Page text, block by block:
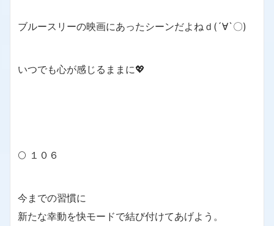
ブルースリーの映画にあったシーンだよねｄ(´∀`〇)
いつでも心が感じるままに💖
🌕 １０６
今までの習慣に
新たな幸動を快モードで結び付けてあげよう。